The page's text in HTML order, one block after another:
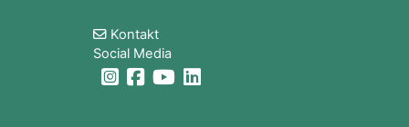
Kontakt
Social Media